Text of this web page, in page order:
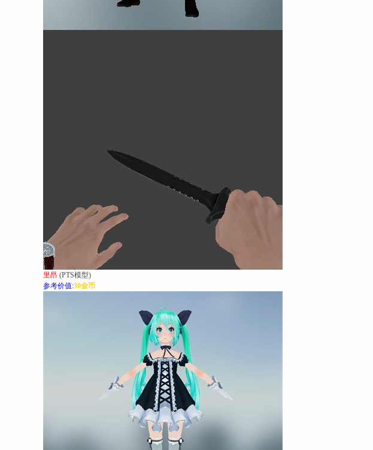
里昂 (PTS模型)
参考价值:30金币